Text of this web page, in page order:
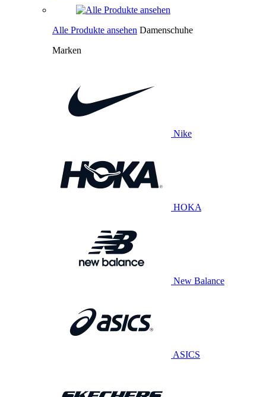
Alle Produkte ansehen Damenschuhe
Marken
Nike
HOKA
New Balance
ASICS